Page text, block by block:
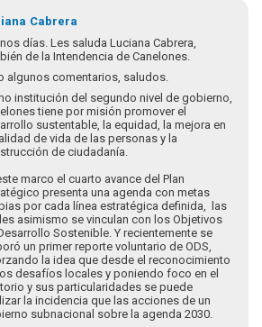
Cabrera
días. Les saluda Luciana Cabrera,
de la Intendencia de Canelones.
algunos comentarios, saludos.
institución del segundo nivel de gobierno,
tiene por misión promover el
sustentable, la equidad, la mejora en
de vida de las personas y la
de ciudadanía.
marco el cuarto avance del Plan
presenta una agenda con metas
por cada línea estratégica definida, las
asimismo se vinculan con los Objetivos
Sostenible. Y recientemente se
un primer reporte voluntario de ODS,
la idea que desde el reconocimiento
desafíos locales y poniendo foco en el
y sus particularidades se puede
la incidencia que las acciones de un
subnacional sobre la agenda 2030.